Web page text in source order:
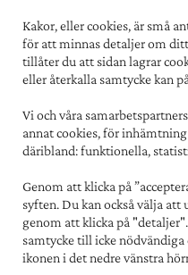
Kakor, eller cookies, är små
för att minnas detaljer om ditt
tillåter du att sidan lagrar
eller återkalla samtycke kan
Vi och våra
annat cookies, för
däribland: funktionella,
Genom att klicka på
syften. Du kan också välja
genom att klicka på
samtycke till icke
ikonen i det nedre vänstra
TILLGÄNGLIGHET
FÖR LEVERANTÖRER
PERSONUPPGIFTER
OM COOKIES
Kontakt:
Postadress:
Familjebostäder i
Box 5151, 402 26
Besöksadress: